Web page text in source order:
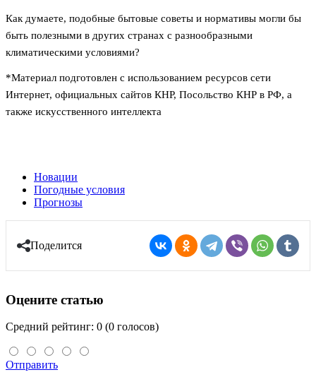
Как думаете, подобные бытовые советы и нормативы могли бы
быть полезными в других странах с разнообразными
климатическими условиями?
*Материал подготовлен с использованием ресурсов сети
Интернет, официальных сайтов КНР, Посольство КНР в РФ, а
также искусственного интеллекта
Новации
Погодные условия
Прогнозы
Поделится
Оцените статью
Средний рейтинг: 0 (0 голосов)
Отправить